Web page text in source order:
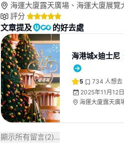
海運大廈露天廣場、海運大廈展
評分
文章提及 的好去處
海港城x迪士尼
5 734 人想去
2025年11月12
海運大廈露天廣
顯示所有留言(2)...